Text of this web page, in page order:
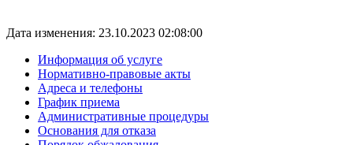
Дата изменения: 23.10.2023 02:08:00
Информация об услуге
Нормативно-правовые акты
Адреса и телефоны
График приема
Административные процедуры
Основания для отказа